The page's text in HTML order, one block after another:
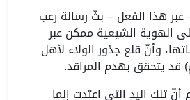
عبر هذا الفعل – بثّ رسالة رعب
الهوية الشيعية ممكن عبر
وأنّ قلع جذور الولاء لأهل
قد يتحقق بهدم المراقد.
تلك اليد التي اعتدت إنما